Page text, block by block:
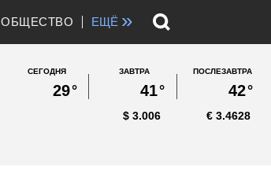
ОБЩЕСТВО ЕЩЁ »
СЕГОДНЯ
29°
ЗАВТРА
41°
ПОСЛЕЗАВТРА
42°
3.006
$ 3.4628
€